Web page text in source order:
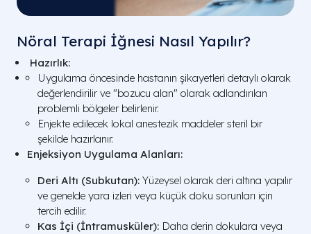
Nöral Terapi İğnesi Nasıl Yapılır?
Hazırlık:
Uygulama öncesinde hastanın şikayetleri detaylı olarak
değerlendirilir ve "bozucu alan" olarak adlandırılan
problemli bölgeler belirlenir.
Enjekte edilecek lokal anestezik maddeler steril bir
şekilde hazırlanır.
Enjeksiyon Uygulama Alanları:
Deri Altı (Subkutan): Yüzeysel olarak deri altına yapılır
ve genelde yara izleri veya küçük doku sorunları için
tercih edilir.
Kas İçi (İntramusküler): Daha derin dokulara veya